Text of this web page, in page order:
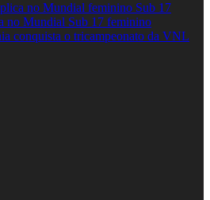
no Mundial feminino Sub 17
no Mundial Sub 17 feminino
conquista o tricampeonato da VNL